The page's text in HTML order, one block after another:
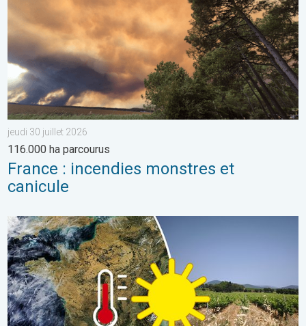
jeudi 30 juillet 2026
116.000 ha parcourus
France : incendies monstres et
canicule
Sécheresse record et nouvelle canicule. France : été